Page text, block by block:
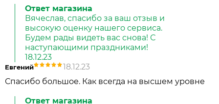
Ответ магазина
Вячеслав, спасибо за ваш отзыв и
высокую оценку нашего сервиса.
Будем рады видеть вас снова! С
наступающими праздниками!
18.12.23
Евгений
18.12.23
Спасибо большое. Как всегда на высшем уровне
Ответ магазина